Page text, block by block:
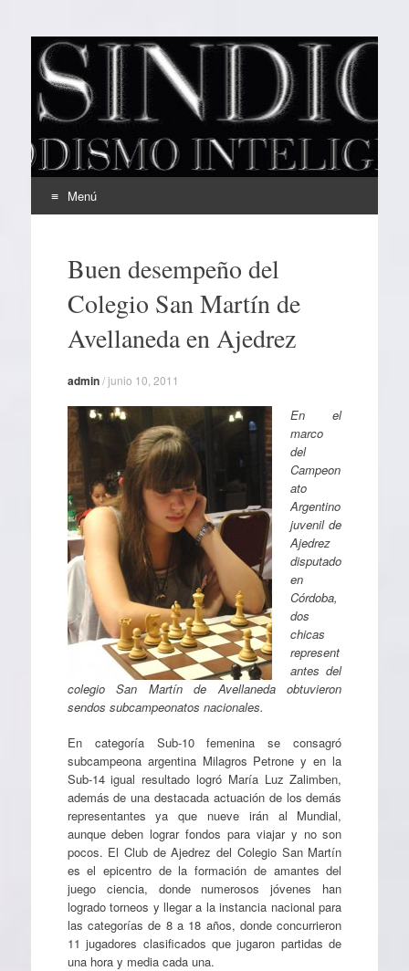
EL SINDICAL
Periodismo Inteligente
Menú
contenidoBuen desempeño del
Colegio San Martín de
Avellaneda en Ajedrez
admin/junio 10, 2011
En el
marco
del
Campeon
ato
Argentino
juvenil de
Ajedrez
disputado
en
Córdoba,
dos
chicas
represent
antes del
colegio San Martín de Avellaneda obtuvieron
sendos subcampeonatos nacionales.
En categoría Sub-10 femenina se consagró
subcampeona argentina Milagros Petrone y en la
Sub-14 igual resultado logró María Luz Zalimben,
además de una destacada actuación de los demás
representantes ya que nueve irán al Mundial,
aunque deben lograr fondos para viajar y no son
pocos. El Club de Ajedrez del Colegio San Martín
es el epicentro de la formación de amantes del
juego ciencia, donde numerosos jóvenes han
logrado torneos y llegar a la instancia nacional para
las categorías de 8 a 18 años, donde concurrieron
11 jugadores clasificados que jugaron partidas de
una hora y media cada una.